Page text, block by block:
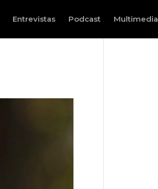
Entrevistas Podcast Multimedia